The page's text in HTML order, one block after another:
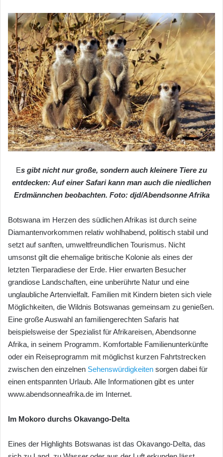
Es gibt nicht nur große, sondern auch kleinere Tiere zu
entdecken: Auf einer Safari kann man auch die niedlichen
Erdmännchen beobachten. Foto: djd/Abendsonne Afrika
Botswana im Herzen des südlichen Afrikas ist durch seine
Diamantenvorkommen relativ wohlhabend, politisch stabil und
setzt auf sanften, umweltfreundlichen Tourismus. Nicht
umsonst gilt die ehemalige britische Kolonie als eines der
letzten Tierparadiese der Erde. Hier erwarten Besucher
grandiose Landschaften, eine unberührte Natur und eine
unglaubliche Artenvielfalt. Familien mit Kindern bieten sich viele
Möglichkeiten, die Wildnis Botswanas gemeinsam zu genießen.
Eine große Auswahl an familiengerechten Safaris hat
beispielsweise der Spezialist für Afrikareisen, Abendsonne
Afrika, in seinem Programm. Komfortable Familienunterkünfte
oder ein Reiseprogramm mit möglichst kurzen Fahrtstrecken
zwischen den einzelnen Sehenswürdigkeiten sorgen dabei für
einen entspannten Urlaub. Alle Informationen gibt es unter
www.abendsonneafrika.de im Internet.
Im Mokoro durchs Okavango-Delta
Eines der Highlights Botswanas ist das Okavango-Delta, das